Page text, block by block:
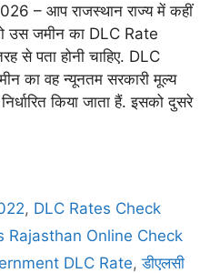
– आप राजस्थान राज्य में कहीं
उस जमीन का DLC Rate
से पता होनी चाहिए. DLC
का वह न्यूनतम सरकारी मूल्य
निर्धारित किया जाता हैं. इसको दुसरे
, DLC Rates Check
Rajasthan Online Check
DLC Rate,डीएलसी